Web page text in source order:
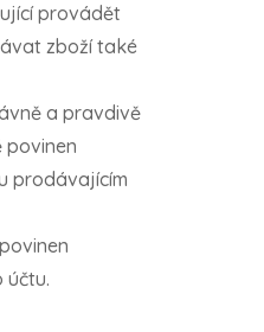
provádět
zboží také
a pravdivě
povinen
prodávajícím
účtu.